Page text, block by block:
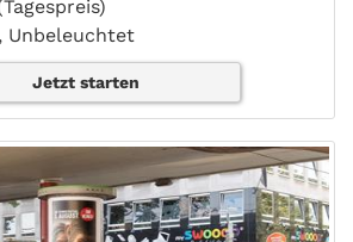
Unbeleuchtet
Jetzt starten